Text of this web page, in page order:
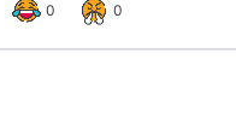
0 0